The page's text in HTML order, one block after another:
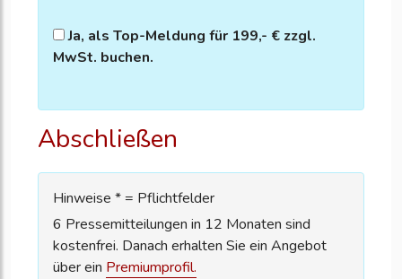
Ja, als Top-Meldung für 199,- € zzgl.
MwSt. buchen.
Abschließen
Hinweise * = Pflichtfelder
6 Pressemitteilungen in 12 Monaten sind
kostenfrei. Danach erhalten Sie ein Angebot
über ein Premiumprofil.